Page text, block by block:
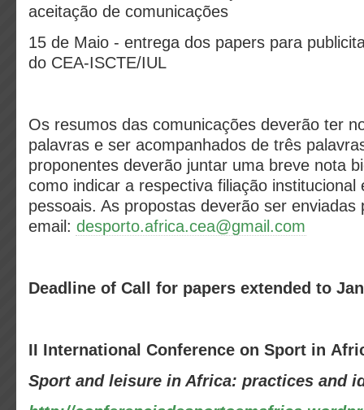
aceitação de comunicações
15 de Maio - entrega dos papers para
do CEA-ISCTE/IUL
Os resumos das comunicações deverão ter
palavras e ser acompanhados de três
proponentes deverão juntar uma breve nota
como indicar a respectiva filiação institucional
pessoais. As propostas deverão ser enviadas
email: desporto.africa.cea@gmail.com
Deadline of Call for papers extended to
II International Conference on Sport in
Sport and leisure in Africa: practices and